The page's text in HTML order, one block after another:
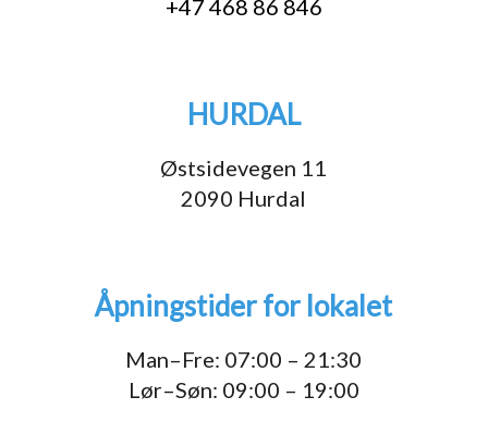
+47 468 86 846
HURDAL
Østsidevegen 11
2090 Hurdal
Åpningstider for lokalet
Man–Fre: 07:00 – 21:30
Lør–Søn: 09:00 – 19:00